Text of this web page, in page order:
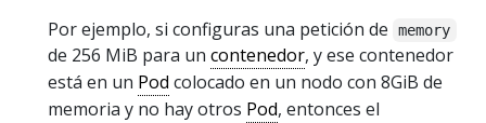
Por ejemplo, si configuras una petición de
memory
de 256 MiB para un contenedor, y ese contenedor
está en un Pod colocado en un nodo con 8GiB de
memoria y no hay otros Pod, entonces el